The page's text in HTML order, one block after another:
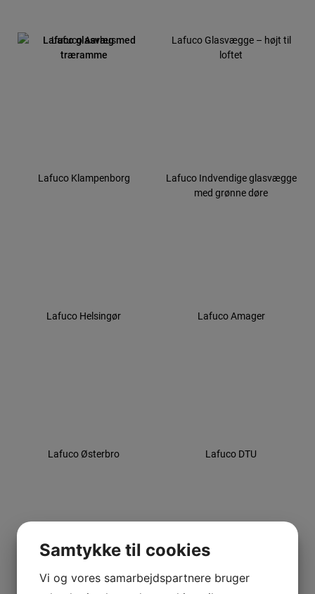
Lafuco Aarhus
Lafuco Glasvægge – højt til
loftet
Lafuco Klampenborg
Lafuco Indvendige glasvægge
med grønne døre
Lafuco Helsingør Lafuco Amager
Lafuco Østerbro Lafuco DTU
Samtykke til cookies
Vi og vores samarbejdspartnere bruger